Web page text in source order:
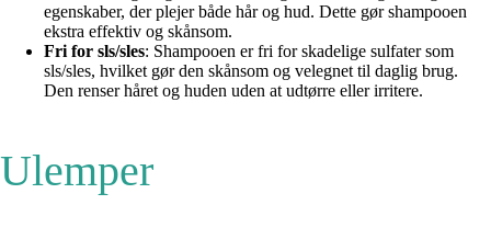
egenskaber, der plejer både hår og hud. Dette gør shampooen
ekstra effektiv og skånsom.
Fri for sls/sles: Shampooen er fri for skadelige sulfater som
sls/sles, hvilket gør den skånsom og velegnet til daglig brug.
Den renser håret og huden uden at udtørre eller irritere.
Ulemper